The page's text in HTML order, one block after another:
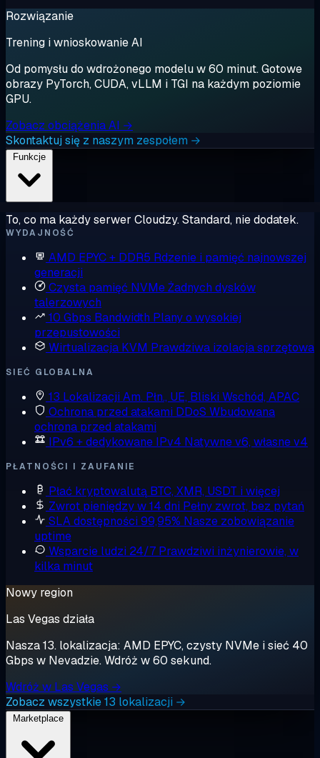
Rozwiązanie
Trening i wnioskowanie AI
Od pomysłu do wdrożonego modelu w 60 minut. Gotowe
obrazy PyTorch, CUDA, vLLM i TGI na każdym poziomie
GPU.
Zobacz obciążenia AI →
Skontaktuj się z naszym zespołem →
To, co ma każdy serwer Cloudzy. Standard, nie dodatek.
WYDAJNOŚĆ
AMD EPYC + DDR5 Rdzenie i pamięć najnowszej
generacji
Czysta pamięć NVMeŻadnych dysków
talerzowych
10 Gbps Bandwidth Plany o wysokiej
przepustowości
Wirtualizacja KVM Prawdziwa izolacja sprzętowa
SIEĆ GLOBALNA
13 Lokalizacji Am. Płn., UE, Bliski Wschód, APAC
Ochrona przed atakami DDoS Wbudowana
ochrona przed atakami
IPv6 + dedykowane IPv4 Natywne v6, własne v4
PŁATNOŚCI I ZAUFANIE
Płać kryptowalutą BTC, XMR, USDT i więcej
Zwrot pieniędzy w 14 dni Pełny zwrot, bez pytań
SLA dostępności 99,95% Nasze zobowiązanie
uptime
Wsparcie ludzi 24/7 Prawdziwi inżynierowie, w
kilka minut
Nowy region
Las Vegas działa
Nasza 13. lokalizacja: AMD EPYC, czysty NVMe i sieć 40
Gbps w Nevadzie. Wdróż w 60 sekund.
Wdróż w Las Vegas →
Zobacz wszystkie 13 lokalizacji →